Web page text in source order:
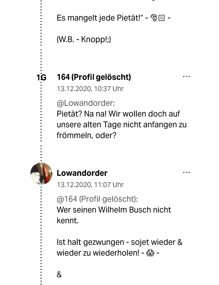
Es mangelt jede Pietät!“ - 🎅🏻 -
(W.B. - Knopp!;)
1G 164 (Profil gelöscht)
13.12.2020, 10:37 Uhr
@Lowandorder:
Pietät? Na na! Wir wollen doch auf
unsere alten Tage nicht anfangen zu
frömmeln, oder?
Lowandorder
13.12.2020, 11:07 Uhr
@164 (Profil gelöscht):
Wer seinen Wilhelm Busch nicht
kennt.
Ist halt gezwungen - sojet wieder &
wieder zu wiederholen! - 😱 -
&